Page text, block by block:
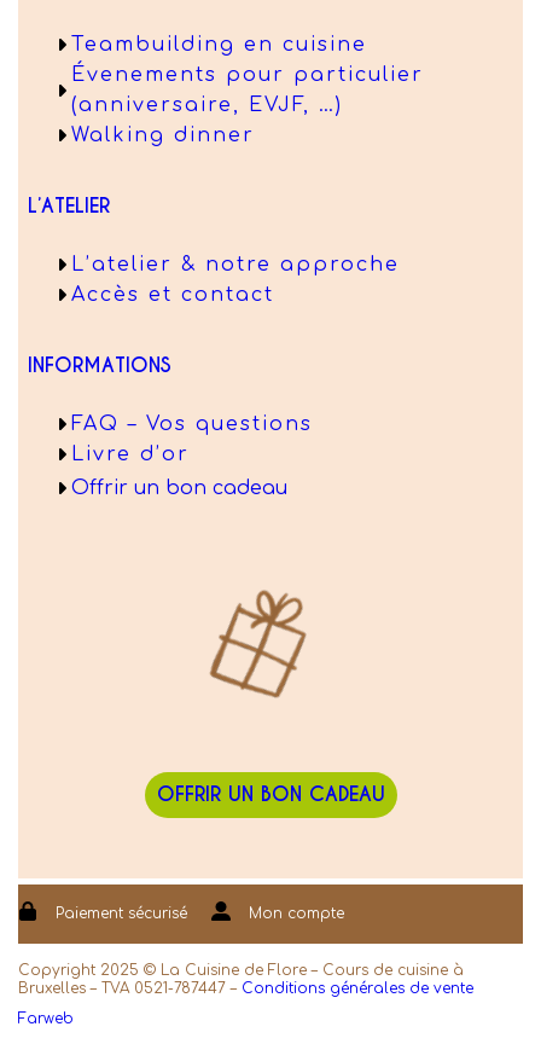
Teambuilding en cuisine
Évenements pour particulier
(anniversaire, EVJF, …)
Walking dinner
L’ATELIER
L’atelier & notre approche
Accès et contact
INFORMATIONS
FAQ – Vos questions
Livre d’or
Offrir un bon cadeau
OFFRIR UN BON CADEAU
Paiement sécurisé Mon compte
Copyright 2025 © La Cuisine de Flore – Cours de cuisine à
Bruxelles – TVA 0521-787447 – Conditions générales de vente
Farweb